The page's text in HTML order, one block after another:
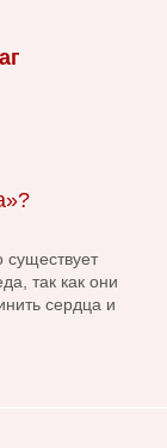
существует
так как они
сердца и